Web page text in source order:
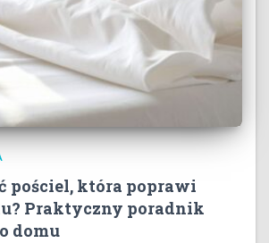
pościel, która poprawi
Praktyczny poradnik
domu